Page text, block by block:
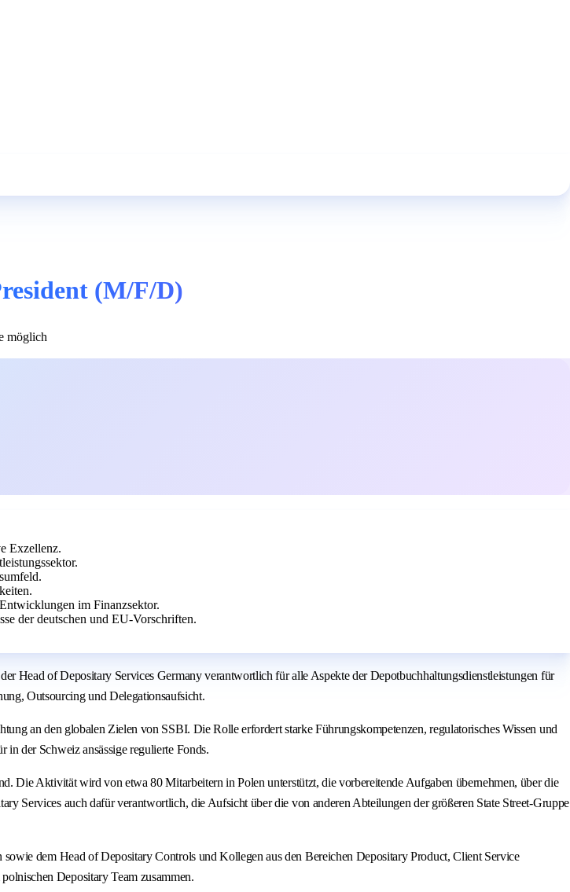
(M/F/D)
möglich
Exzellenz.
im Finanzsektor.
der deutschen und EU-Vorschriften.
Head of Depositary Services Germany verantwortlich für alle Aspekte der Depotbuchhaltungsdienstleistungen für
Outsourcing und Delegationsaufsicht.
an den globalen Zielen von SSBI. Die Rolle erfordert starke Führungskompetenzen, regulatorisches Wissen und
der Schweiz ansässige regulierte Fonds.
Die Aktivität wird von etwa 80 Mitarbeitern in Polen unterstützt, die vorbereitende Aufgaben übernehmen, über die
Services auch dafür verantwortlich, die Aufsicht über die von anderen Abteilungen der größeren State Street-Gruppe
dem Head of Depositary Controls und Kollegen aus den Bereichen Depositary Product, Client Service
Depositary Team zusammen.